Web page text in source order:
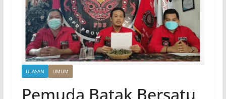
ULASAN UMUM
Pemuda Batak Bersatu